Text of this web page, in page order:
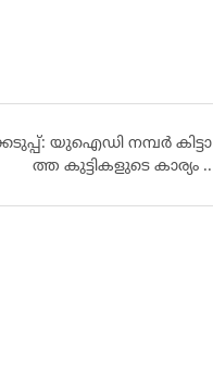
യുഐ​ഡി ന​മ്പ​ർ കി​ട്ടാ​
ത്ത​ കു​ട്ടി​ക​ളു​ടെ കാര്യം ..